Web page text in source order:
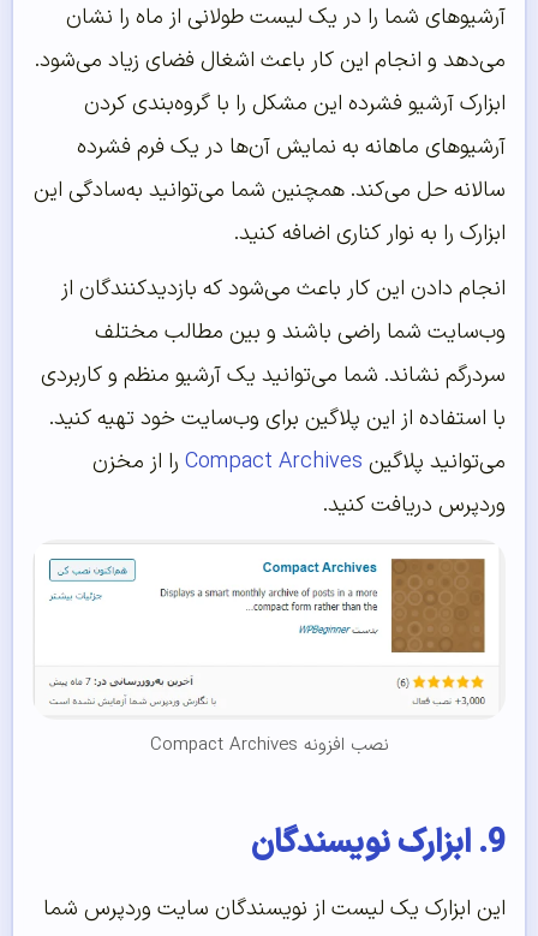
آرشیوهای شما را در یک لیست طولانی از ماه را نشان
می‌دهد و انجام این کار باعث اشغال فضای زیاد می‌شود.
ابزارک آرشیو فشرده این مشکل را با گروه‌بندی کردن
آرشیوهای ماهانه به نمایش آن‌ها در یک فرم فشرده
سالانه حل می‌کند. همچنین شما می‌توانید به‌سادگی این
ابزارک را به نوار کناری اضافه کنید.
انجام دادن این کار باعث می‌شود که بازدیدکنندگان از
وب‌سایت شما راضی باشند و بین مطالب مختلف
سردرگم نشاند. شما می‌توانید یک آرشیو منظم و کاربردی
با استفاده از این پلاگین برای وب‌سایت خود تهیه کنید.
می‌توانید پلاگین Compact Archives را از مخزن
وردپرس دریافت کنید.
نصب افزونه Compact Archives
9. ابزارک نویسندگان
این ابزارک یک لیست از نویسندگان سایت وردپرس شما